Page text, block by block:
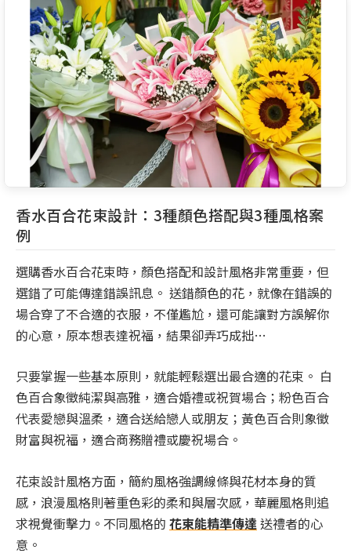
香水百合花束設計：3種顏色搭配與3種風格案
例
選購香水百合花束時，顏色搭配和設計風格非常重要，但
選錯了可能傳達錯誤訊息。 送錯顏色的花，就像在錯誤的
場合穿了不合適的衣服，不僅尷尬，還可能讓對方誤解你
的心意，原本想表達祝福，結果卻弄巧成拙…
只要掌握一些基本原則，就能輕鬆選出最合適的花束。 白
色百合象徵純潔與高雅，適合婚禮或祝賀場合；粉色百合
代表愛戀與溫柔，適合送給戀人或朋友；黃色百合則象徵
財富與祝福，適合商務贈禮或慶祝場合。
花束設計風格方面，簡約風格強調線條與花材本身的質
感，浪漫風格則著重色彩的柔和與層次感，華麗風格則追
求視覺衝擊力。不同風格的 花束能精準傳達送禮者的心
意。